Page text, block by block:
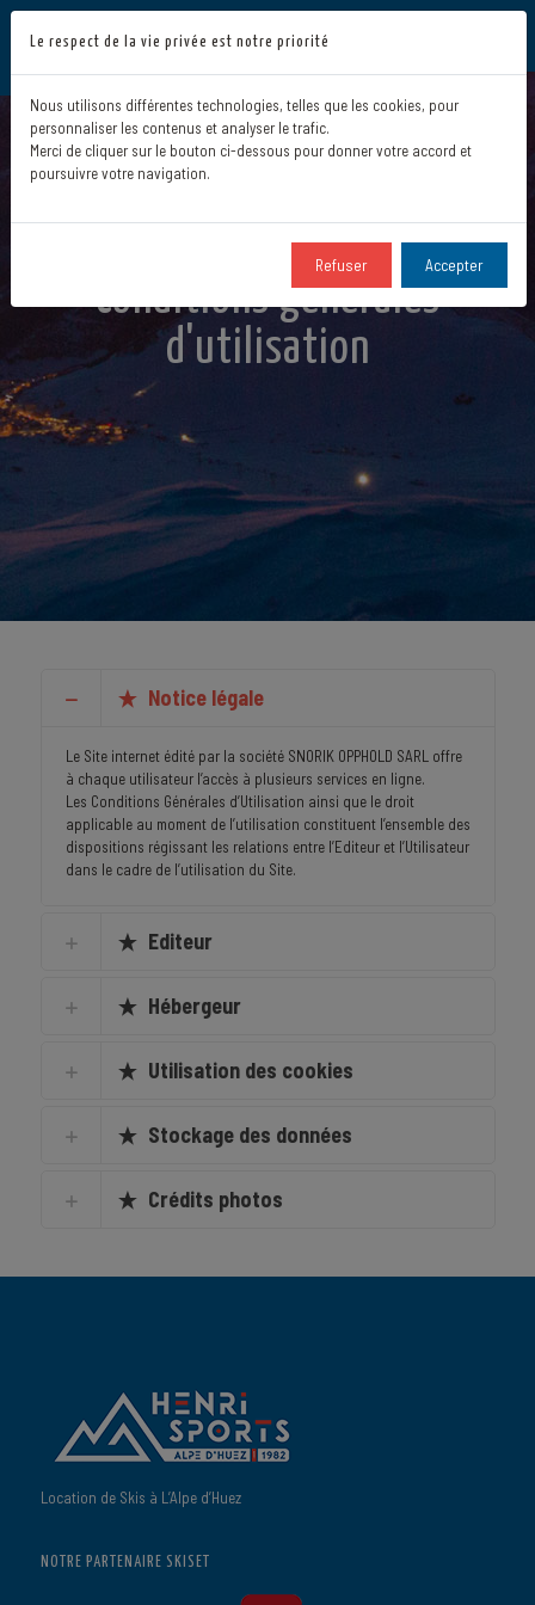
Conditions générales
d'utilisation
Notice légale
Le Site internet édité par la société SNORIK OPPHOLD SARL offre
à chaque utilisateur l’accès à plusieurs services en ligne.
Les Conditions Générales d’Utilisation ainsi que le droit
applicable au moment de l’utilisation constituent l’ensemble des
dispositions régissant les relations entre l’Editeur et l’Utilisateur
dans le cadre de l’utilisation du Site.
Editeur
Hébergeur
Utilisation des cookies
Stockage des données
Crédits photos
Location de Skis à L’Alpe d’Huez
NOTRE PARTENAIRE SKISET
Le respect de la vie privée est notre priorité
Nous utilisons différentes technologies, telles que les cookies, pour
personnaliser les contenus et analyser le trafic.
Merci de cliquer sur le bouton ci-dessous pour donner votre accord et
poursuivre votre navigation.
Refuser Accepter